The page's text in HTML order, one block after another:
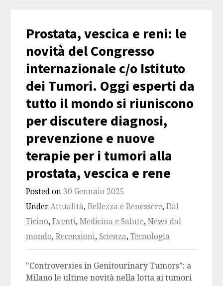
Prostata, vescica e reni: le
novità del Congresso
internazionale c/o Istituto
dei Tumori. Oggi esperti da
tutto il mondo si riuniscono
per discutere diagnosi,
prevenzione e nuove
terapie per i tumori alla
prostata, vescica e rene
Posted on30 Gennaio 2025
UnderAttualità,Bellezza e Benessere,Dal
Ticino,Eventi,Medicina e Salute,News dal
mondo,Recensioni,Scienza,Tecnologia
"Controversies in Genitourinary Tumors”: a
Milano le ultime novità nella lotta ai tumori